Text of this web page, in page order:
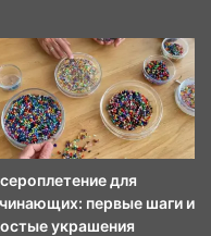
для
первые шаги и
украшения